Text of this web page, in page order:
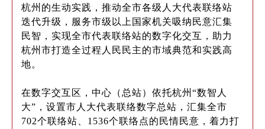
杭州的生动实践，推动全市各级人大代表联络站
迭代升级，服务市级以上国家机关吸纳民意汇集
民智，实现全市代表联络站的数字化交互，助力
杭州市打造全过程人民民主的市域典范和实践高
地。
在数字交互区，中心（总站）依托杭州“数智人
大”，设置市人大代表联络数字总站，汇集全市
702个联络站、1536个联络点的民情民意，着力打